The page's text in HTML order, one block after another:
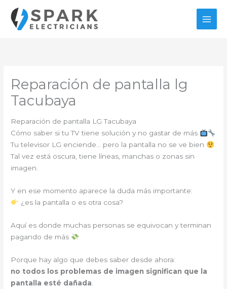
contenido
Reparación de pantalla lg
Tacubaya
Reparación de pantalla LG Tacubaya
Cómo saber si tu TV tiene solución y no gastar de más
Tu televisor LG enciende… pero la pantalla no se ve bien
Tal vez está oscura, tiene líneas, manchas o zonas sin
imagen.
Y en ese momento aparece la duda más importante:
¿es la pantalla o es otra cosa?
Aquí es donde muchas personas se equivocan y terminan
pagando de más
Porque hay algo que debes saber desde ahora:
no todos los problemas de imagen significan que la
pantalla esté dañada